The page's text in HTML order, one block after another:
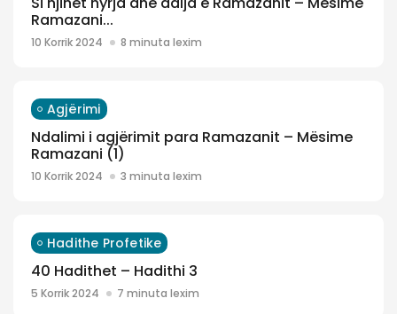
Ramazani...
10 Korrik 2024 8 minuta lexim
Agjërimi
Ndalimi i agjërimit para Ramazanit – Mësime
Ramazani (1)
10 Korrik 2024 3 minuta lexim
Hadithe Profetike
40 Hadithet – Hadithi 3
5 Korrik 2024 7 minuta lexim